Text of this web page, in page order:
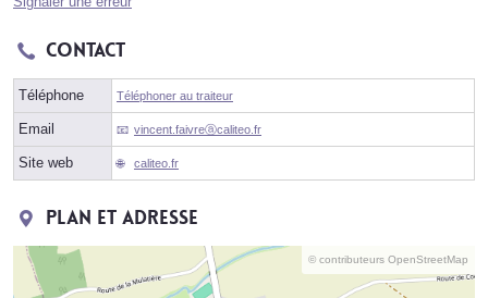
Contact
Téléphone Téléphoner au traiteur
Email vincent.faivreⓐcaliteo.fr
Site web caliteo.fr
Plan et adresse
© contributeurs OpenStreetMap